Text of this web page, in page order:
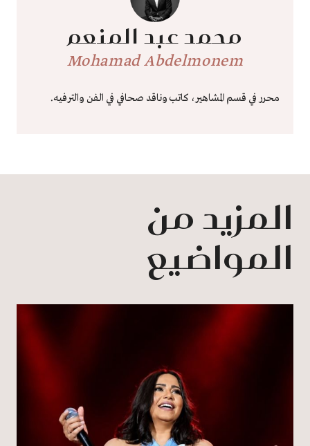
محمد عبد المنعم
Mohamad Abdelmonem
محرر في قسم المشاهير، كاتب وناقد صحافي في الفن والترفيه.
المزيد من
المواضيع